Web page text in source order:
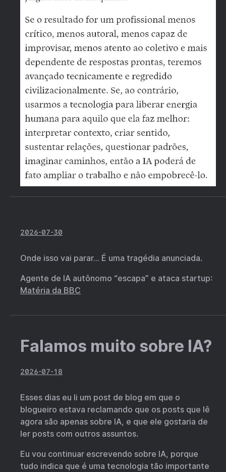
2026-07-30
Onde isso vai parar… É uma tragédia anunciada.
Agente de IA autônomo “escapa” e ataca startup:
Matéria da BBC
Falamos muito sobre IA?
2026-07-18
Esses dias eu li um post de blog em que o
blogueiro estava reclamando que os posts que lê
agora são apenas sobre IA, e que ele gostaria de
ler posts com outros assuntos.
Eu vou continuar escrevendo sobre IA, porque
tudo indica que é uma tecnologia tão importante